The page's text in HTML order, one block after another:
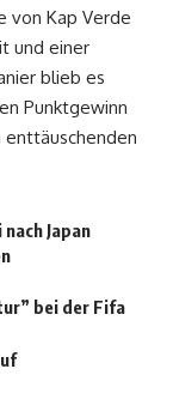
von Kap Verde
und einer
blieb es
Punktgewinn
enttäuschenden
Japan
bei der Fifa